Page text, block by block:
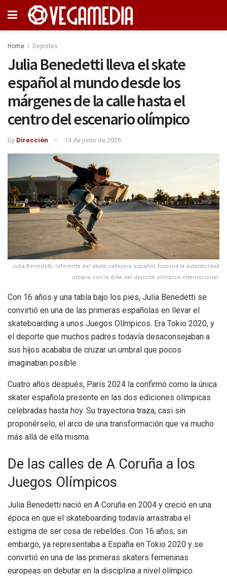
Home Deportes
Julia Benedetti lleva el skate
español al mundo desde los
márgenes de la calle hasta el
centro del escenario olímpico
by Dirección 13 de junio de 2026
Julia Benedetti, referente del skate callejero español, fusiona la autenticidad
urbana con la élite del deporte olímpico internacional.
Con 16 años y una tabla bajo los pies, Julia Benedetti se
convirtió en una de las primeras españolas en llevar el
skateboarding a unos Juegos Olímpicos. Era Tokio 2020, y
el deporte que muchos padres todavía desaconsejaban a
sus hijos acababa de cruzar un umbral que pocos
imaginaban posible.
Cuatro años después, París 2024 la confirmó como la única
skater española presente en las dos ediciones olímpicas
celebradas hasta hoy. Su trayectoria traza, casi sin
proponérselo, el arco de una transformación que va mucho
más allá de ella misma.
De las calles de A Coruña a los
Juegos Olímpicos
Julia Benedetti nació en A Coruña en 2004 y creció en una
época en que el skateboarding todavía arrastraba el
estigma de ser cosa de rebeldes. Con 16 años, sin
embargo, ya representaba a España en Tokio 2020 y se
convirtió en una de las primeras skaters femeninas
europeas en debutar en la disciplina a nivel olímpico.